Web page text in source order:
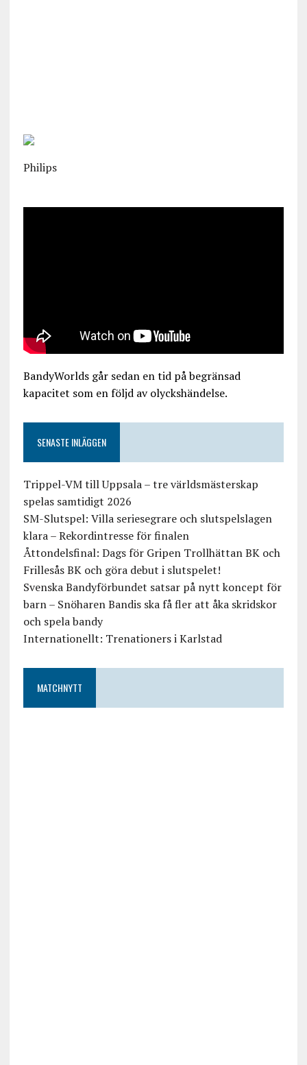
Philips
BandyWorlds går sedan en tid på begränsad
kapacitet som en följd av olyckshändelse.
SENASTE INLÄGGEN
Trippel-VM till Uppsala – tre världsmästerskap
spelas samtidigt 2026
SM-Slutspel: Villa seriesegrare och slutspelslagen
klara – Rekordintresse för finalen
Åttondelsfinal: Dags för Gripen Trollhättan BK och
Frillesås BK och göra debut i slutspelet!
Svenska Bandyförbundet satsar på nytt koncept för
barn – Snöharen Bandis ska få fler att åka skridskor
och spela bandy
Internationellt: Trenationers i Karlstad
MATCHNYTT